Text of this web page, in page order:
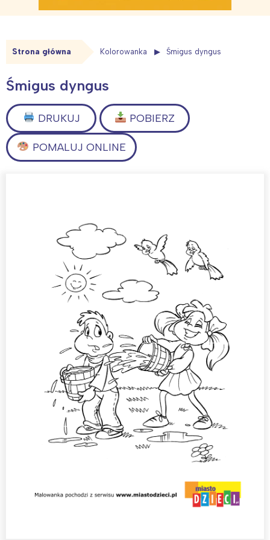
Strona główna Kolorowanka Śmigus dyngus
Śmigus dyngus
DRUKUJ POBIERZ
POMALUJ ONLINE